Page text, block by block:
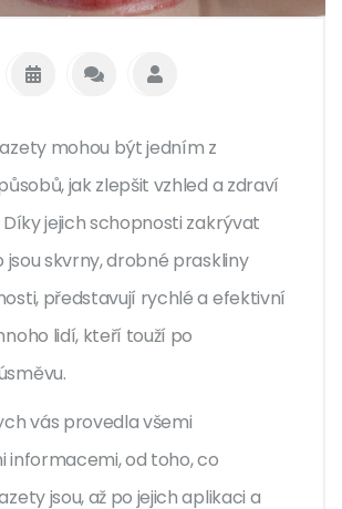
mohou být jedním z
jak zlepšit vzhled a zdraví
Díky jejich schopnosti zakrývat
jsou skvrny, drobné praskliny
představují rychlé a efektivní
lidí, kteří touží po
vás provedla všemi
informacemi, od toho, co
jsou, až po jejich aplikaci a